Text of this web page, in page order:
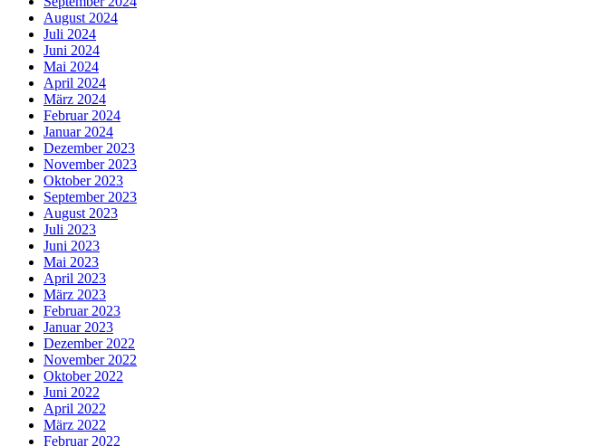
August 2024
Juli 2024
Juni 2024
Mai 2024
April 2024
März 2024
Februar 2024
Januar 2024
Dezember 2023
November 2023
Oktober 2023
September 2023
August 2023
Juli 2023
Juni 2023
Mai 2023
April 2023
März 2023
Februar 2023
Januar 2023
Dezember 2022
November 2022
Oktober 2022
Juni 2022
April 2022
März 2022
Februar 2022